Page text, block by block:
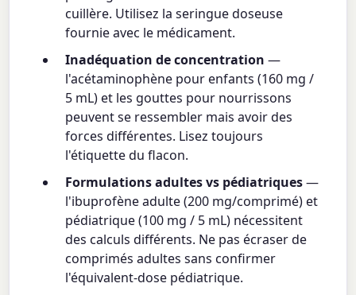
cuillère. Utilisez la seringue doseuse
fournie avec le médicament.
Inadéquation de concentration —
l'acétaminophène pour enfants (160 mg /
5 mL) et les gouttes pour nourrissons
peuvent se ressembler mais avoir des
forces différentes. Lisez toujours
l'étiquette du flacon.
Formulations adultes vs pédiatriques—
l'ibuprofène adulte (200 mg/comprimé) et
pédiatrique (100 mg / 5 mL) nécessitent
des calculs différents. Ne pas écraser de
comprimés adultes sans confirmer
l'équivalent-dose pédiatrique.